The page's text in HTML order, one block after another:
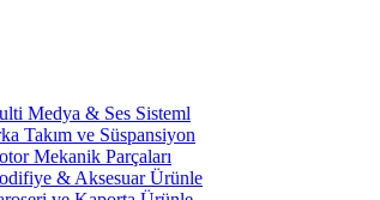
Medya & Ses Sisteml
Takım ve Süspansiyon
Mekanik Parçaları
& Aksesuar Ürünle